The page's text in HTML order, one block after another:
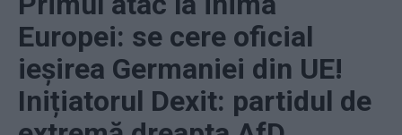
Europei: se cere oficial
ieșirea Germaniei din UE!
Inițiatorul Dexit: partidul de